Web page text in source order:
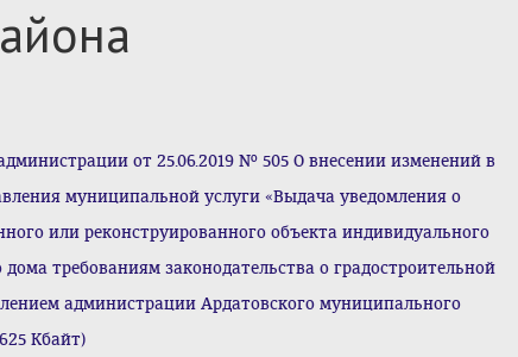
от 25.06.2019 № 505 О внесении изменений в
муниципальной услуги «Выдача уведомления о
или реконструированного объекта индивидуального
требованиям законодательства о градостроительной
администрации Ардатовского муниципального
Кбайт)